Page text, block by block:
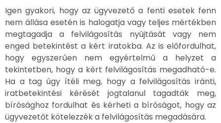
Igen gyakori, hogy az ügyvezető a fenti esetek fenn
nem állása esetén is halogatja vagy teljes mértékben
megtagadja a felvilágosítás nyújtását vagy nem
enged betekintést a kért iratokba. Az is előfordulhat,
hogy egyszerűen nem egyértelmű a helyzet a
tekintetben, hogy a kért felvilágosítás megadható-e.
Ha a tag úgy ítéli meg, hogy a felvilágosítás iránti,
iratbetekintési kérését jogtalanul tagadták meg,
bírósághoz fordulhat és kérheti a bíróságot, hogy az
ügyvezetőt kötelezzék a felvilágosítás megadására.